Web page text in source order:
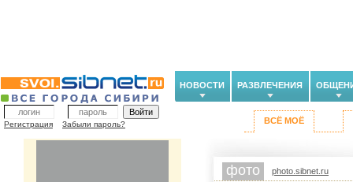
НОВОСТИ РАЗВЛЕЧЕНИЯ
Регистрация Забыли пароль? ВСЁ МОЁ
фото photo.sibnet.ru